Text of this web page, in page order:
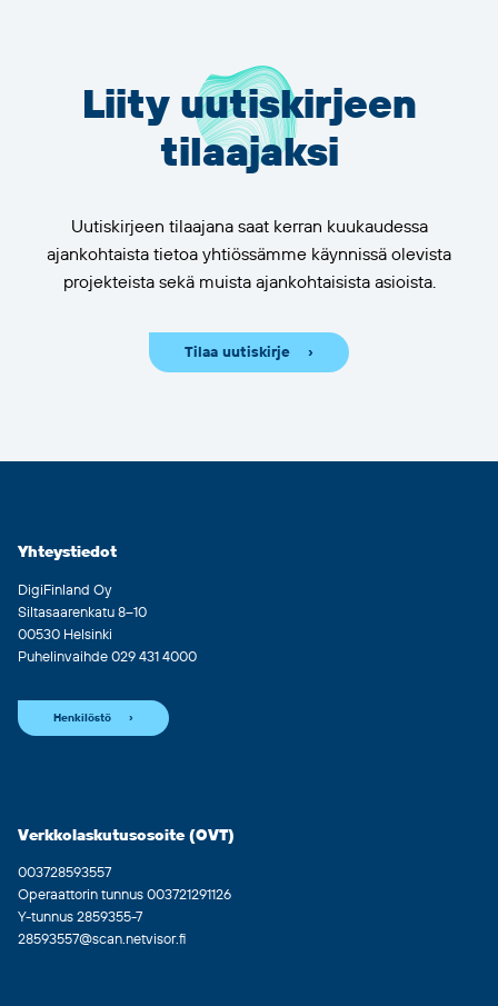
Liity uutiskirjeen
tilaajaksi
Uutiskirjeen tilaajana saat kerran kuukaudessa
ajankohtaista tietoa yhtiössämme käynnissä olevista
projekteista sekä muista ajankohtaisista asioista.
Tilaa uutiskirje
Yhteystiedot
DigiFinland Oy
Siltasaarenkatu 8–10
00530 Helsinki
Puhelinvaihde 029 431 4000
Henkilöstö
Verkkolaskutusosoite (OVT)
003728593557
Operaattorin tunnus 003721291126
Y-tunnus 2859355-7
28593557@scan.netvisor.fi